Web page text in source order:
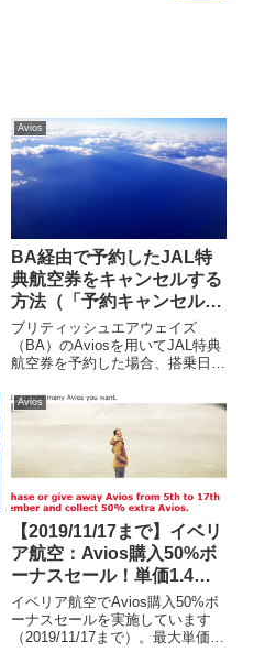
Avios
BA経由で予約したJAL特
典航空券をキャンセルする
方法（「予約キャンセル」
ボタンの場所がわかりにく
いので図解付き）
ブリティッシュエアウェイズ
（BA）のAviosを用いてJAL特典
航空券を予約した場合、搭乗日搭
上でキャンセル処理すれば、キャ
ンセル手数料はかかりません（た
だし、諸税等は返金されませ
ん）。予約をキャンセルしよう
と...
Avios
【2019/11/17まで】イベリ
ア航空：Avios購入50%ボ
ーナスセール！単価1.4
円/Avios！お得にJAL特典
航空券
イベリア航空でAvios購入50%ボ
ーナスセールを実施しています
（2019/11/17まで）。最大単価は